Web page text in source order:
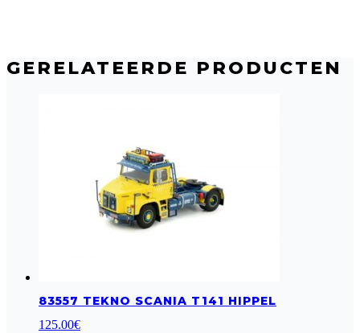
GERELATEERDE PRODUCTEN
83557 TEKNO SCANIA T141 HIPPEL
125.00€